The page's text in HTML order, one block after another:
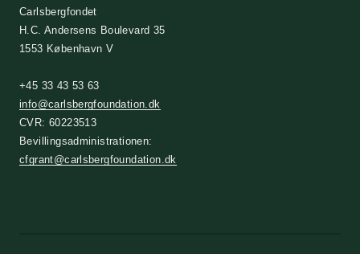
Carlsbergfondet
H.C. Andersens Boulevard 35
1553 København V
+45 33 43 53 63
info@carlsbergfoundation.dk
CVR: 60223513
Bevillingsadministrationen:
cfgrant@carlsbergfoundation.dk